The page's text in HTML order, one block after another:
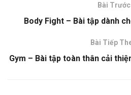
Bài Trước
Body Fight – Bài tập dành
Bài Tiếp
Gym – Bài tập toàn thân cải